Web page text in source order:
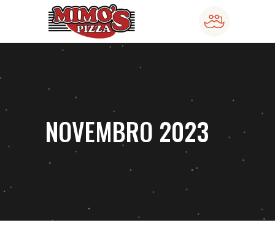
NOVEMBRO 2023